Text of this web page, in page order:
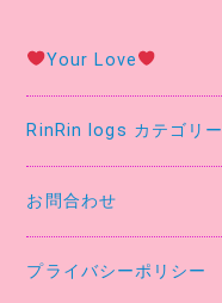
Your Love
RinRin logs カテゴリー
お問合わせ
プライバシーポリシー